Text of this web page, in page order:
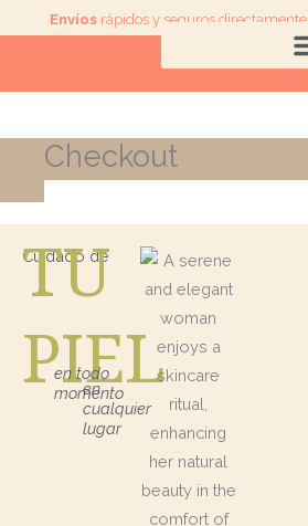
al
Envíos rápidos y seguros directamente
Checkout
Cuidado de
TU
PIEL
en todo
momento
en
cualquier
lugar